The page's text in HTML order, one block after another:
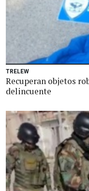
TRELEW
Recuperan objetos
delincuente